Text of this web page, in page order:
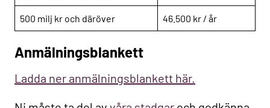
500 milj kr och däröver 46.500 kr / år
Anmälningsblankett
Ladda ner anmälningsblankett här.